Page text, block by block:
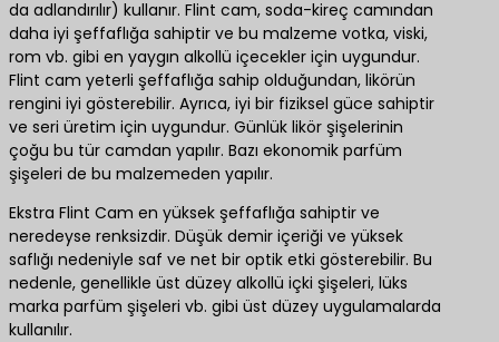
da adlandırılır) kullanır. Flint cam, soda-kireç camından
daha iyi şeffaflığa sahiptir ve bu malzeme votka, viski,
rom vb. gibi en yaygın alkollü içecekler için uygundur.
Flint cam yeterli şeffaflığa sahip olduğundan, likörün
rengini iyi gösterebilir. Ayrıca, iyi bir fiziksel güce sahiptir
ve seri üretim için uygundur. Günlük likör şişelerinin
çoğu bu tür camdan yapılır. Bazı ekonomik parfüm
şişeleri de bu malzemeden yapılır.
Ekstra Flint Cam en yüksek şeffaflığa sahiptir ve
neredeyse renksizdir. Düşük demir içeriği ve yüksek
saflığı nedeniyle saf ve net bir optik etki gösterebilir. Bu
nedenle, genellikle üst düzey alkollü içki şişeleri, lüks
marka parfüm şişeleri vb. gibi üst düzey uygulamalarda
kullanılır.